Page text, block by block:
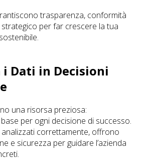
trasparenza, conformità
per far crescere la tua
Dati in Decisioni
una risorsa preziosa:
per ogni decisione di successo.
correttamente, offrono
e sicurezza per guidare l’azienda